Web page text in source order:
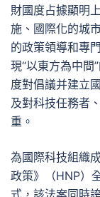
財國度占據顯明
施、國際化的城
的政策領導和專
現“以東方為中間
度對倡議并建立
及對科技任務者
重。
為國際科技組織
政策》（HNP）